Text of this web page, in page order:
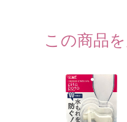
この商品